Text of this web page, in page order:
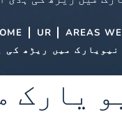
UR
AREAS
میں ریڑھ کی
یارک